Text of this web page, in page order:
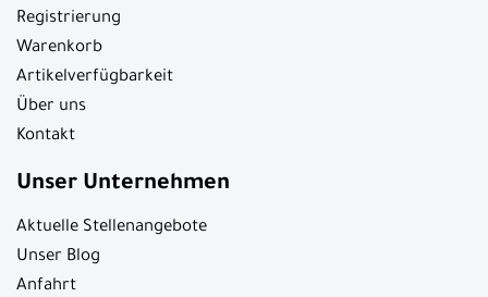
Registrierung
Warenkorb
Artikelverfügbarkeit
Über uns
Kontakt
Unser Unternehmen
Aktuelle Stellenangebote
Unser Blog
Anfahrt